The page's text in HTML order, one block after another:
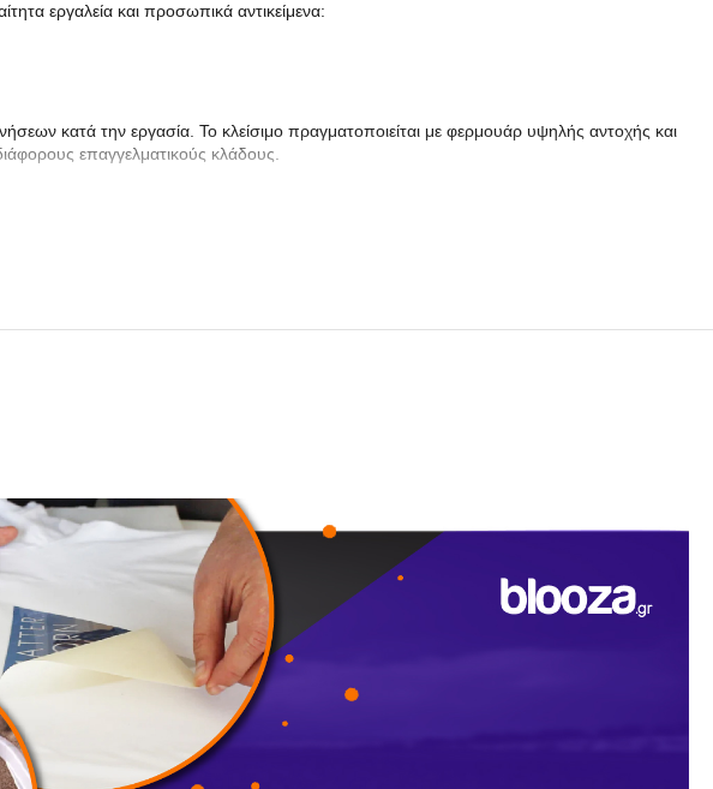
εργαλεία και προσωπικά αντικείμενα:
κατά την εργασία. Το κλείσιμο πραγματοποιείται με φερμουάρ υψηλής αντοχής και
επαγγελματικούς κλάδους.